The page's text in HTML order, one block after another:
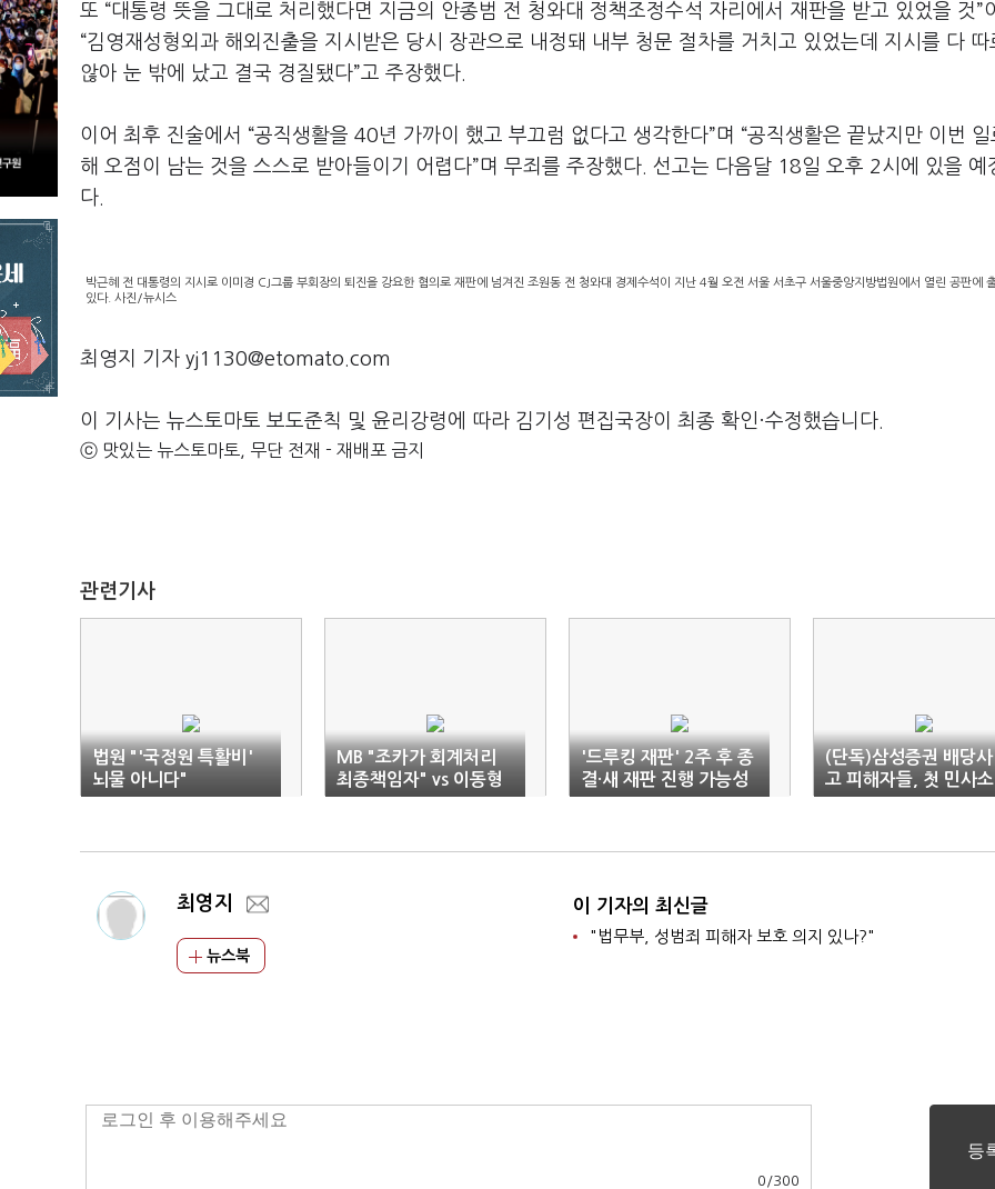
또 “대통령 뜻을 그대로 처리했다면 지금의 안종범 전 청와대 정책조정수석 자리에서 재판을 받고 있었을 것”
“김영재성형외과 해외진출을 지시받은 당시 장관으로 내정돼 내부 청문 절차를 거치고 있었는데 지시를 다 따
않아 눈 밖에 났고 결국 경질됐다”고 주장했다.
이어 최후 진술에서 “공직생활을 40년 가까이 했고 부끄럼 없다고 생각한다”며 “공직생활은 끝났지만 이번 일
해 오점이 남는 것을 스스로 받아들이기 어렵다”며 무죄를 주장했다. 선고는 다음달 18일 오후 2시에 있을 예
다.
박근혜 전 대통령의 지시로 이미경 CJ그룹 부회장의 퇴진을 강요한 혐의로 재판에 넘겨진 조원동 전 청와대 경제수석이 지난 4월 오전 서울 서초구 서울중앙지방법원에서 열린 공판에
있다. 사진/뉴시스
최영지 기자 yj1130@etomato.com
이 기사는 뉴스토마토 보도준칙 및 윤리강령에 따라 김기성 편집국장이 최종 확인·수정했습니다.
ⓒ 맛있는 뉴스토마토, 무단 전재 - 재배포 금지
관련기사
법원 "'국정원 특활비'
뇌물 아니다"
MB "조카가 회계처리
최종책임자" vs 이동형
"칭찬 받고 싶어 청와대
'드루킹 재판' 2주 후 종
결·새 재판 진행 가능성
커
(단독)삼성증권 배당사
고 피해자들, 첫 민사소
송 제기
최영지
뉴스북
이 기자의 최신글
"법무부, 성범죄 피해자 보호 의지 있나?"
0 /300